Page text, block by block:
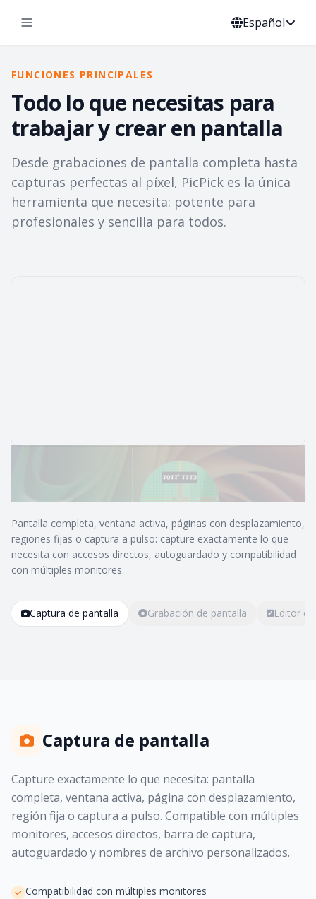
Español
FUNCIONES PRINCIPALES
Todo lo que necesitas para
trabajar y crear en pantalla
Desde grabaciones de pantalla completa hasta
capturas perfectas al píxel, PicPick es la única
herramienta que necesita: potente para
profesionales y sencilla para todos.
Captura de pantalla Grabación de pantalla Editor
Pantalla completa, ventana activa, páginas con desplazamiento,
regiones fijas o captura a pulso: capture exactamente lo que
necesita con accesos directos, autoguardado y compatibilidad
con múltiples monitores.
Captura de pantalla
Capture exactamente lo que necesita: pantalla
completa, ventana activa, página con desplazamiento,
región fija o captura a pulso. Compatible con múltiples
monitores, accesos directos, barra de captura,
autoguardado y nombres de archivo personalizados.
Compatibilidad con múltiples monitores